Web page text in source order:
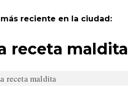
reciente en la ciudad:
receta maldita